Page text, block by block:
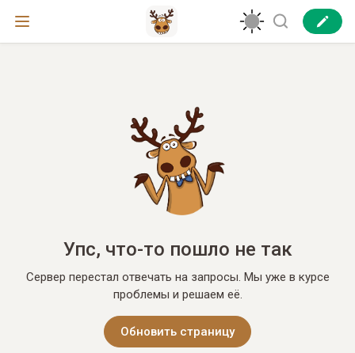
Упс, что-то пошло не так
Сервер перестал отвечать на запросы. Мы уже в курсе
проблемы и решаем её.
Обновить страницу